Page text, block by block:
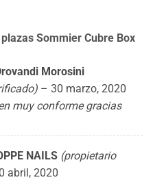
Sommier Cubre Box
Morosini
– 30 marzo, 2020
muy conforme gracias
NAILS (propietario
abril, 2020